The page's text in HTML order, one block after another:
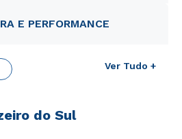
E PERFORMANCE
Ver Tudo +
do Sul